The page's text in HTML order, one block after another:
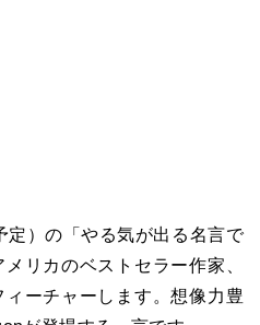
定）の「やる気が出る名言で
リカのベストセラー作家、
ィーチャーします。想像力豊